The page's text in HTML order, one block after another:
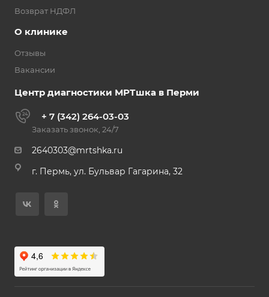
Возврат НДФЛ
О клинике
Отзывы
Вакансии
Центр диагностики МРТшка в Перми
+ 7 (342) 264-03-03
Заказать звонок, 24/7
2640303@mrtshka.ru
г. Пермь, ул. Бульвар Гагарина, 32